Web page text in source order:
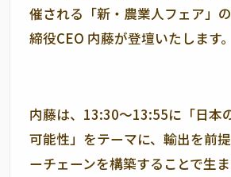
催される「新・農業人フェア」
締役CEO 内藤が登壇いたします。
内藤は、13:30～13:55に「日本
可能性」をテーマに、 輸出を前
ーチェーンを構築することで生